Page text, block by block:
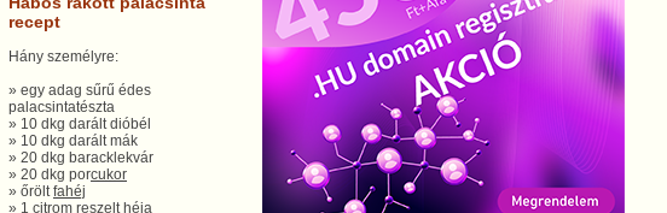
recept
Hány személyre:
» egy adag sűrű édes
palacsintatészta
» 10 dkg darált dióbél
» 10 dkg darált mák
» 20 dkg baracklekvár
» 20 dkg porcukor
» őröltfahéj
» 1 citrom reszelt héja